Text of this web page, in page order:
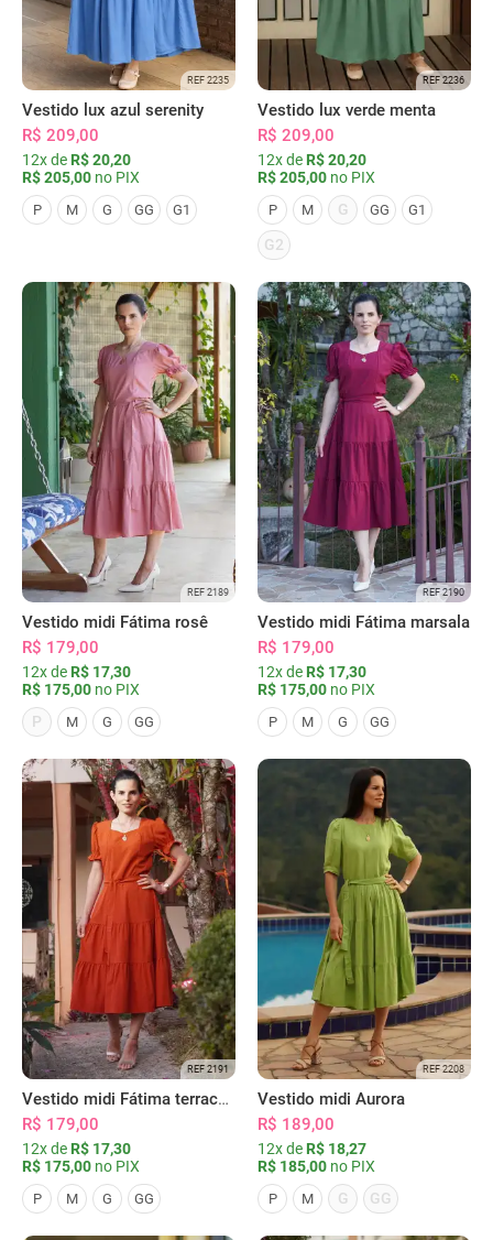
REF 2235
Vestido lux azul serenity
R$ 209,00
12x de R$ 20,20
R$ 205,00 no PIX
P M G GG G1
REF 2236
Vestido lux verde menta
R$ 209,00
12x de R$ 20,20
R$ 205,00 no PIX
P M G GG G1
G2
REF 2189
Vestido midi Fátima rosê
R$ 179,00
12x de R$ 17,30
R$ 175,00 no PIX
P
M G GG
REF 2190
Vestido midi Fátima marsala
R$ 179,00
12x de R$ 17,30
R$ 175,00 no PIX
P M G GG
REF 2191
Vestido midi Fátima terracota
R$ 179,00
12x de R$ 17,30
R$ 175,00 no PIX
P M G GG
REF 2208
Vestido midi Aurora
R$ 189,00
12x de R$ 18,27
R$ 185,00 no PIX
P M G GG